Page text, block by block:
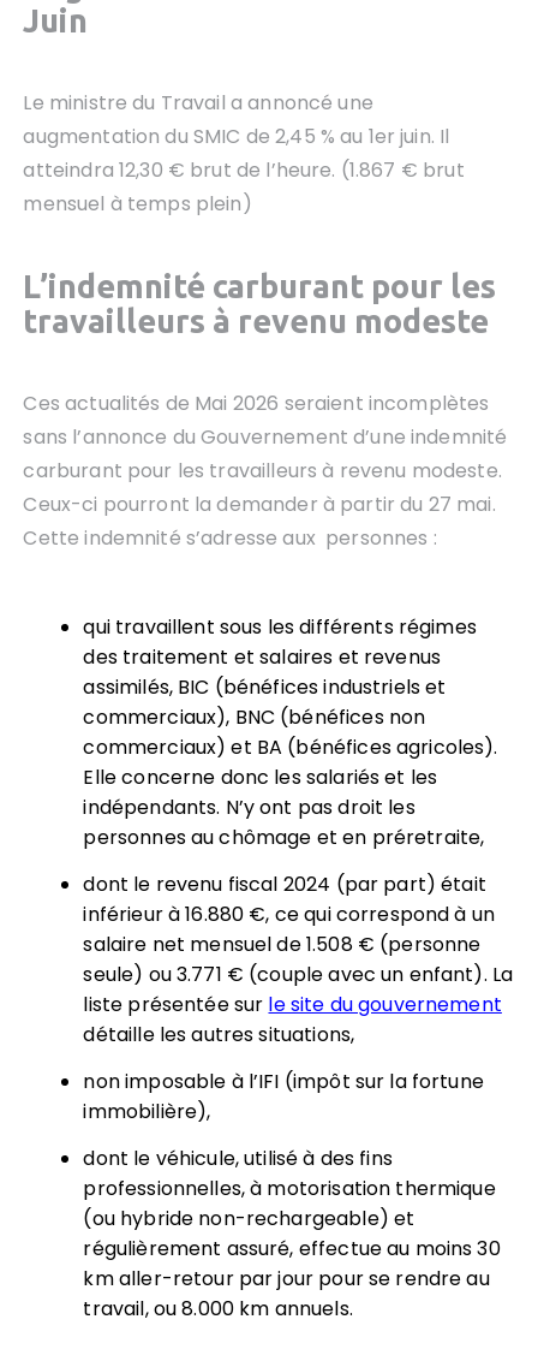
Juin
Le ministre du Travail a annoncé une
augmentation du SMIC de 2,45 % au 1er juin. Il
atteindra 12,30 € brut de l’heure. (1.867 € brut
mensuel à temps plein)
L’indemnité carburant pour les
travailleurs à revenu modeste
Ces actualités de Mai 2026 seraient incomplètes
sans l’annonce du Gouvernement d’une indemnité
carburant pour les travailleurs à revenu modeste.
Ceux-ci pourront la demander à partir du 27 mai.
Cette indemnité s’adresse aux personnes :
qui travaillent sous les différents régimes
des traitement et salaires et revenus
assimilés, BIC (bénéfices industriels et
commerciaux), BNC (bénéfices non
commerciaux) et BA (bénéfices agricoles).
Elle concerne donc les salariés et les
indépendants. N’y ont pas droit les
personnes au chômage et en préretraite,
dont le revenu fiscal 2024 (par part) était
inférieur à 16.880 €, ce qui correspond à un
salaire net mensuel de 1.508 € (personne
seule) ou 3.771 € (couple avec un enfant). La
liste présentée sur le site du gouvernement
détaille les autres situations,
non imposable à l’IFI (impôt sur la fortune
immobilière),
dont le véhicule, utilisé à des fins
professionnelles, à motorisation thermique
(ou hybride non-rechargeable) et
régulièrement assuré, effectue au moins 30
km aller-retour par jour pour se rendre au
travail, ou 8.000 km annuels.